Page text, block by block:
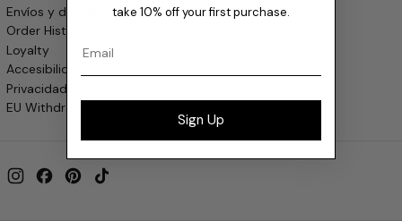
Envíos y devoluciones
Order History
Loyalty
Accesibilidad
Privacidad
EU Withdrawal
InstagramFacebookPinterest
take 10% off your first purchase.
Sign Up